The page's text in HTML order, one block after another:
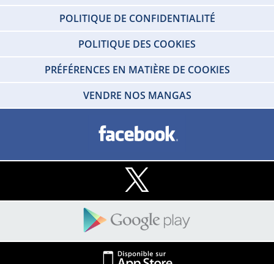
POLITIQUE DE CONFIDENTIALITÉ
POLITIQUE DES COOKIES
PRÉFÉRENCES EN MATIÈRE DE COOKIES
VENDRE NOS MANGAS